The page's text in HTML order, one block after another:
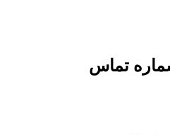
تماس